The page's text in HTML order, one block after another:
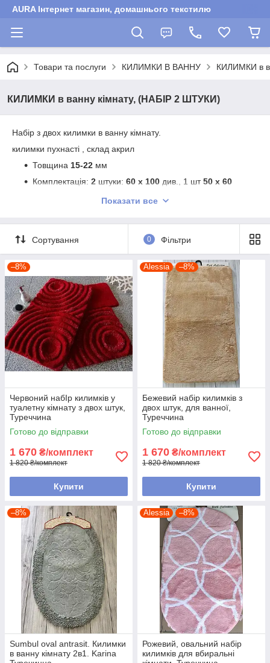
AURA Інтернет магазин, домашнього текстилю
Товари та послуги КИЛИМКИ В ВАННУ КИЛИМКИ в
КИЛИМКИ в ванну кімнату, (НАБІР 2 ШТУКИ)
Набір з двох килимки в ванну кімнату.
килимки пухнасті , склад акрил
Товщина 15-22 мм
Комплектація: 2 штуки: 60 х 100 див., 1 шт50 х 60
низ килимка - шорстка основа
Виробник - ALESSIA
Країна виробник - Туреччина.
Килимок можна прати в пральній машинці
Показати все
Сортування 0 Фільтри
–8%
Червоний набІр килимків у
туалетну кімнату з двох штук,
Туреччина
Готово до відправки
1 670 ₴/комплект
1 820 ₴/комплект
Купити
Alessia –8%
Бежевий набір килимків з
двох штук, для ванної,
Туреччина
Готово до відправки
1 670 ₴/комплект
1 820 ₴/комплект
Купити
–8%
Sumbul oval antrasit. Килимки
в ванну кімнату 2в1. Karina
Alessia –8%
Рожевий, овальний набір
килимків для вбиральні